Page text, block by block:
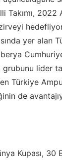
Takımı,
yer alan
lider
Türkiye
de
Kupası, 30